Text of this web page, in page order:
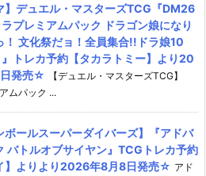
】デュエル・マスターズTCG『DM26
プレミアムパック ドラゴン娘になり
！ 文化祭だョ！全員集合!!ドラ娘10
トレカ予約【タカラトミー】より20
発売☆
【デュエル・マスターズTCG】
ムパック ...
ボールスーパーダイバーズ】『アドバ
バトルオブサイヤン』TCGトレカ予約
】よりより2026年8月8日発売☆ アド